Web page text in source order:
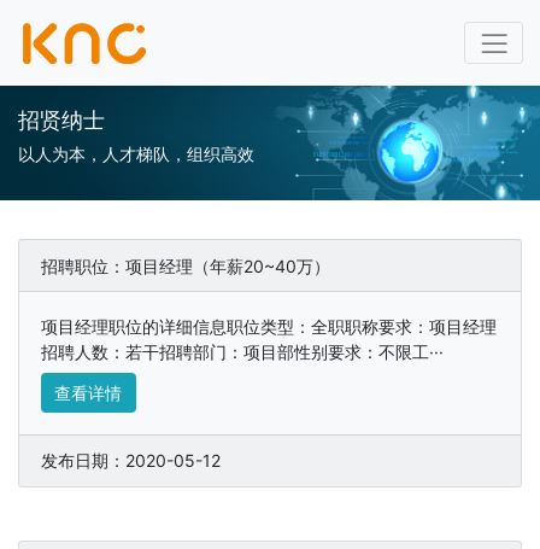
招贤纳士
以人为本，人才梯队，组织高效
招聘职位：项目经理（年薪20~40万）
项目经理职位的详细信息职位类型：全职职称要求：项目经理
招聘人数：若干招聘部门：项目部性别要求：不限工···
查看详情
发布日期：2020-05-12